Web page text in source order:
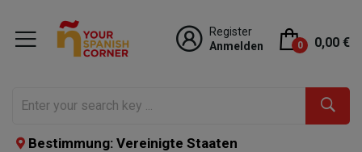
Register
Anmelden
0 0,00 €
Bestimmung: Vereinigte Staaten